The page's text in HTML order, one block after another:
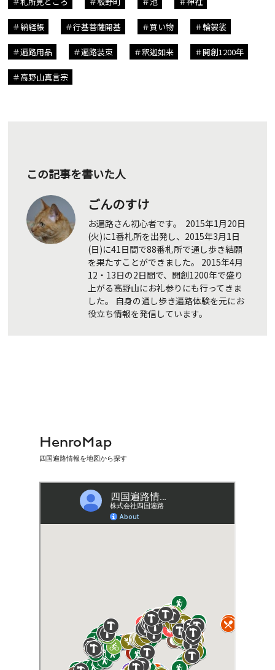
納経帳 行基菩薩開基 買い物 輪袈裟
遍路用品 遍路装束 釈迦如来 開創1200年
高野山真言宗
この記事を書いた人
ごんのすけ
お遍路さん初心者です。 2015年1月20日
(火)に1番札所を出発し、2015年3月1日
(日)に41日間で88番札所で通し歩き結願
を果たすことができました。 2015年4月
12・13日の2日間で、開創1200年で盛り
上がる高野山にお礼参りにも行ってきま
した。 自身の通し歩き遍路体験を元にお
役立ち情報を発信しています。
HenroMap
四国遍路情報を地図から探す